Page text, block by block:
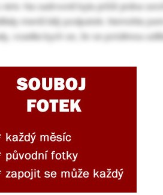
Na sadrovně byla ještě jedna
menší bílý podpatek. Nemohla
vsadila bych se, že se potáhnou